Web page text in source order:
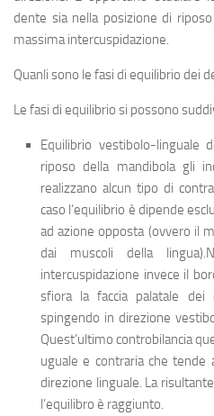
dente sia nella posizione di
massima intercuspidazione.
Quanli sono le fasi di equilibrio dei
Le fasi di equilibrio si possono
Equilibrio vestibolo-linguale
riposo della mandibola gli
realizzano alcun tipo di
caso l’equilibrio è dipende
ad azione opposta (ovvero il
dai muscoli della
intercuspidazione invece il
sfiora la faccia palatale dei
spingendo in direzione
Quest’ultimo controbilancia
uguale e contraria che tende
direzione linguale. La
l’equilibro è raggiunto.